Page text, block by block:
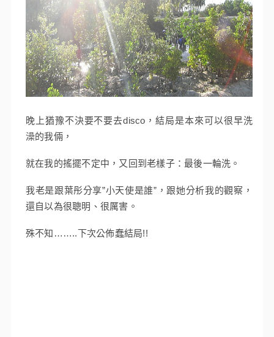
晚上猶豫不決要不要去disco，結局是本來可以很早洗
澡的我倆，
就在我的搖擺不定中，又回到老樣子：最後一輪洗。
我老是跟葉彤分享”小天使是誰”，跟她分析我的觀察，
還自以為很聰明、很厲害。
殊不知……..下次公佈蠢結局!!